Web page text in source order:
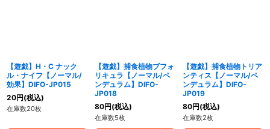
【遊戯】H・C ナック
ル・ナイフ【ノーマル/
効果】DIFO-JP015
20円(税込)
在庫数20枚
【遊戯】捕食植物ブフォ
リキュラ【ノーマル/ペ
ンデュラム】DIFO-
JP018
80円(税込)
在庫数5枚
【遊戯】捕食植物トリア
ンティス【ノーマル/ペ
ンデュラム】DIFO-
JP019
80円(税込)
在庫数2枚